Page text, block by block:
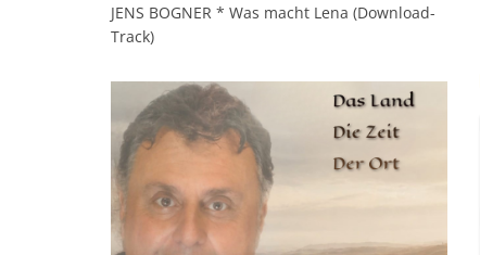
JENS BOGNER * Was macht Lena (Download-
Track)